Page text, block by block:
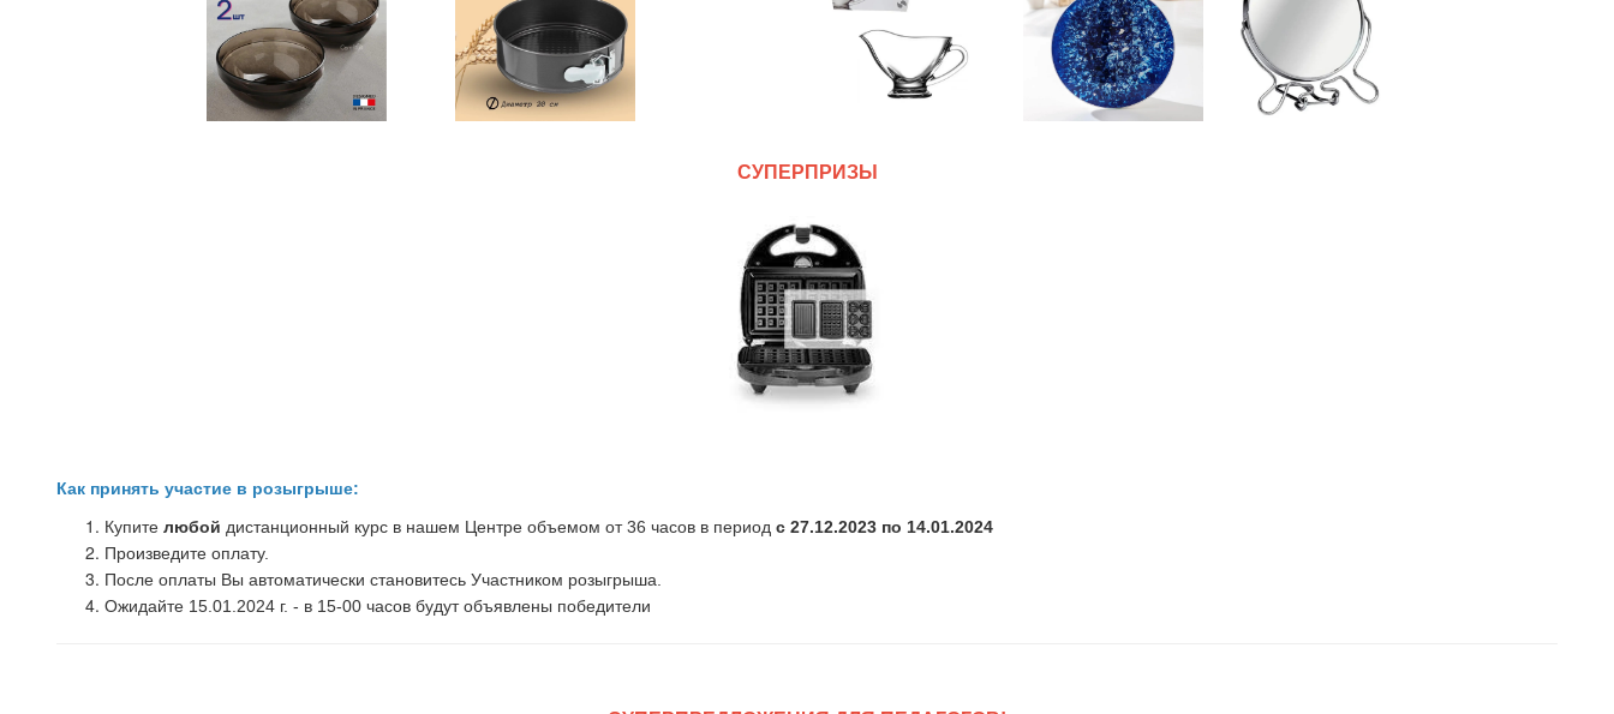
СУПЕРПРИЗЫ
Как принять участие в розыгрыше:
Купите любой дистанционный курс в нашем Центре объемом от 36 часов в период с 27.12.2023 по 14.01.2024
Произведите оплату.
После оплаты Вы автоматически становитесь Участником розыгрыша.
Ожидайте 15.01.2024 г. - в 15-00 часов будут объявлены победители